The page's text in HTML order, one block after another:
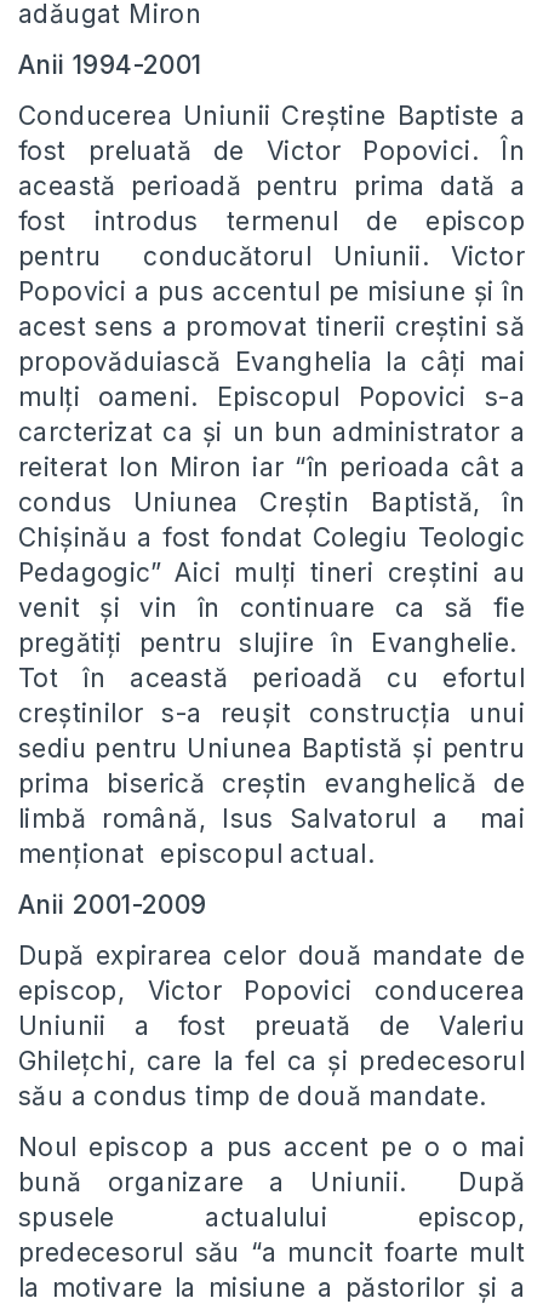
adăugat Miron
Anii 1994-2001
Conducerea Uniunii Creştine Baptiste a
fost preluată de Victor Popovici. În
această perioadă pentru prima dată a
fost introdus termenul de episcop
pentru conducătorul Uniunii. Victor
Popovici a pus accentul pe misiune şi în
acest sens a promovat tinerii creştini să
propovăduiască Evanghelia la câţi mai
mulţi oameni. Episcopul Popovici s-a
carcterizat ca şi un bun administrator a
reiterat Ion Miron iar “în perioada cât a
condus Uniunea Creştin Baptistă, în
Chişinău a fost fondat Colegiu Teologic
Pedagogic” Aici mulţi tineri creştini au
venit şi vin în continuare ca să fie
pregătiți pentru slujire în Evanghelie.
Tot în această perioadă cu efortul
creştinilor s-a reuşit construcţia unui
sediu pentru Uniunea Baptistă şi pentru
prima biserică creştin evanghelică de
limbă română, Isus Salvatorul a mai
menţionat episcopul actual.
Anii 2001-2009
După expirarea celor două mandate de
episcop, Victor Popovici conducerea
Uniunii a fost preuată de Valeriu
Ghileţchi, care la fel ca şi predecesorul
său a condus timp de două mandate.
Noul episcop a pus accent pe o o mai
bună organizare a Uniunii. După
spusele actualului episcop,
predecesorul său “a muncit foarte mult
la motivare la misiune a păstorilor şi a